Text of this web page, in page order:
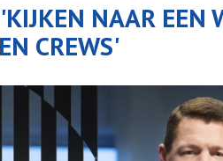
NAAR EEN
CREWS'